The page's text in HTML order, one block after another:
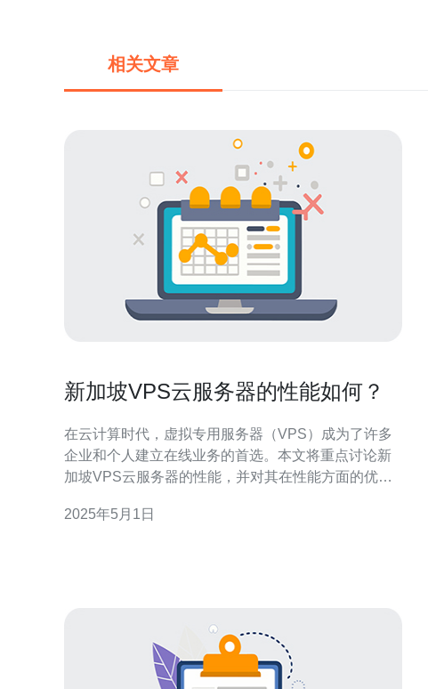
相关文章
新加坡VPS云服务器的性能如何？
在云计算时代，虚拟专用服务器（VPS）成为了许多
企业和个人建立在线业务的首选。本文将重点讨论新
加坡VPS云服务器的性能，并对其在性能方面的优势
和商业中心，拥有先进的基础设施和通信网络。因
2025年5月1日